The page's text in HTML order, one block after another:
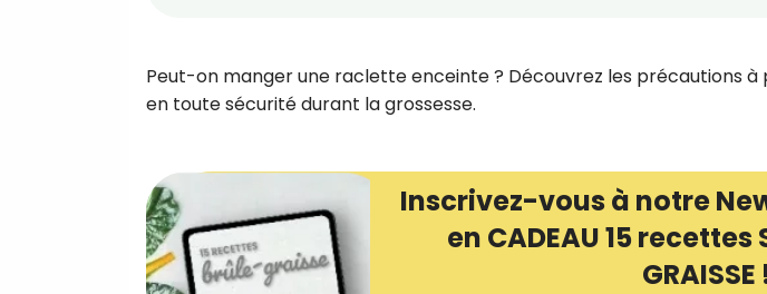
Peut-on manger une raclette enceinte ? Découvrez les précautions
en toute sécurité durant la grossesse.
Inscrivez-vous à notre
en CADEAU 15 recettes
GRAISSE